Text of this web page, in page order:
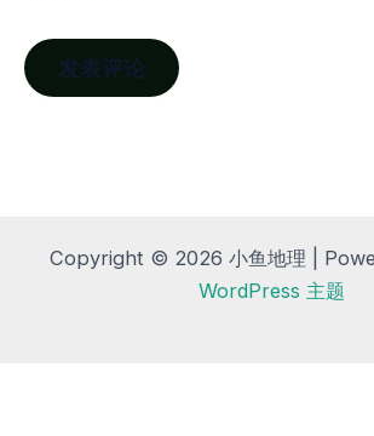
Copyright © 2026 小鱼地理 |
WordPress 主题